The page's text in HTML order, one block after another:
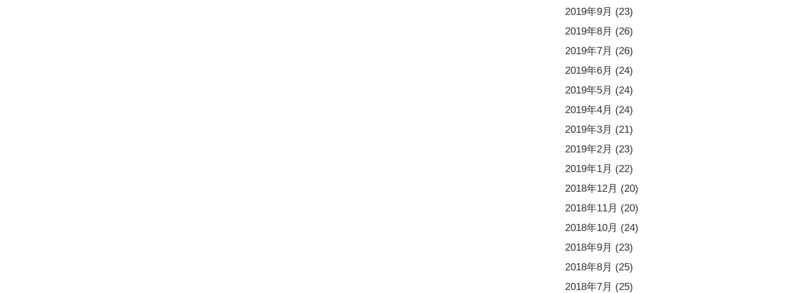
2019年9月 (23)
2019年8月 (26)
2019年7月 (26)
2019年6月 (24)
2019年5月 (24)
2019年4月 (24)
2019年3月 (21)
2019年2月 (23)
2019年1月 (22)
2018年12月 (20)
2018年11月 (20)
2018年10月 (24)
2018年9月 (23)
2018年8月 (25)
2018年7月 (25)